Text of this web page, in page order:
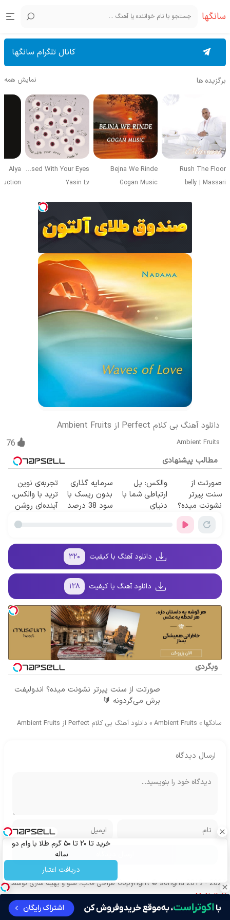
سانگها
کانال تلگرام سانگها
برگزیده ها نمایش همه
Rush The Floor
belly | Massari
Bejna We Rinde
Gogan Music
Obsessed With Your Eyes
Yasin Lv
Alya
دانلود آهنگ بی کلام Perfect از Ambient Fruits
Ambient Fruits
76
مطالب پیشنهادی
صورتت از
سنت پیرتر
نشونت میده؟
اندولیفت برش
می‌گردونه 🔰
والکس: پل
ارتباطی شما با
دنیای
سرمایه گذاری
بدون ریسک با
سود 38 درصد
تجربه‌ی نوین
ترید با والکس،
آینده‌ای روشن
دانلود آهنگ با کیفیت ۳۲۰
دانلود آهنگ با کیفیت ۱۲۸
وبگردی
صورتت از سنت پیرتر نشونت میده؟ اندولیفت
برش می‌گردونه 🔰
سانگها »
Ambient Fruits
» دانلود آهنگ بی کلام Perfect از Ambient Fruits
ارسال دیدگاه
خرید تا ۲۰ تا ۵۰ گرم طلا با وام دو
ساله
دریافت اعتبار
Copyright © songha 2019 - 2024 طراحی قالب، سئو و بهینه سازی توسط
MoNoDeV